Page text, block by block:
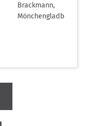
Brackmann,
Mönchengladbach